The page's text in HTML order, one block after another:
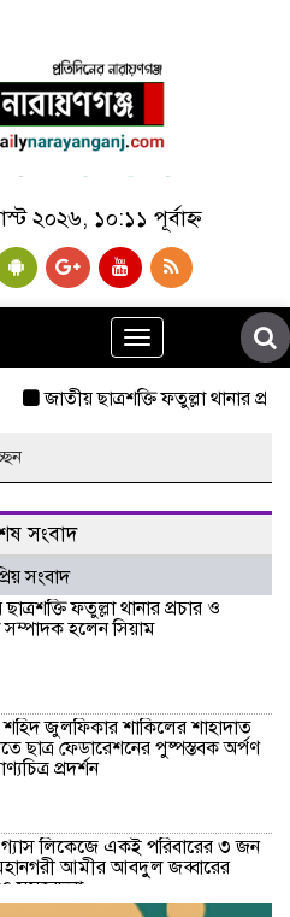
২০২৬, ১০:১১ পূর্বাহ্ন
Toggle
navigation
জাতীয় ছাত্রশক্তি ফতুল্লা থানার
সংবাদ
সংবাদ
ফতুল্লা থানার প্রচার ও
সম্পাদক হলেন সিয়াম
জুলফিকার শাকিলের শাহাদাত
ছাত্র ফেডারেশনের পুষ্পস্তবক অর্পণ
প্রদর্শন
গ্যাস লিকেজে একই পরিবারের ৩ জন
আমীর আবদুুল জব্বারের
ও সমবেদনা